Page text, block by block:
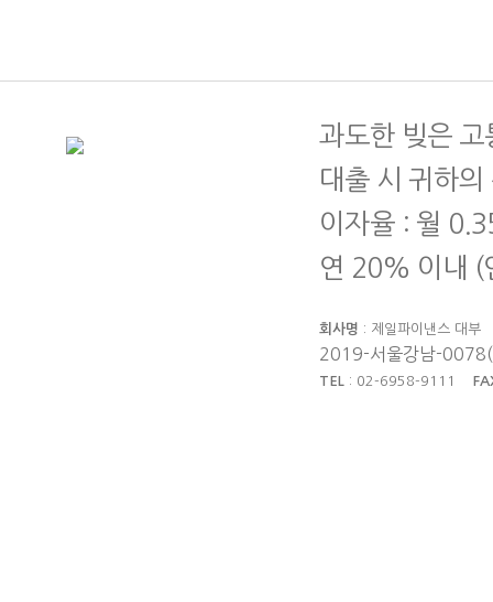
과도한 빚은
대출 시 귀하
이자율 : 월
연 20% 이내 (
회사명 : 제일파이낸스 대
2019-서울강남-
TEL : 02-6958-9111